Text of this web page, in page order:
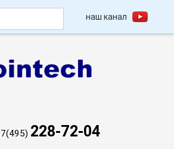
наш канал
228-72-04